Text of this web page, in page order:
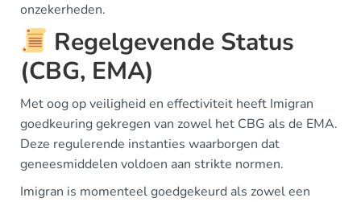
onzekerheden.
Regelgevende Status
(CBG, EMA)
Met oog op veiligheid en effectiviteit heeft Imigran
goedkeuring gekregen van zowel het CBG als de EMA.
Deze regulerende instanties waarborgen dat
geneesmiddelen voldoen aan strikte normen.
Imigran is momenteel goedgekeurd als zowel een